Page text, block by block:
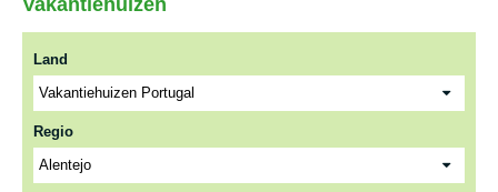
Vakantiehuizen
Land
Regio